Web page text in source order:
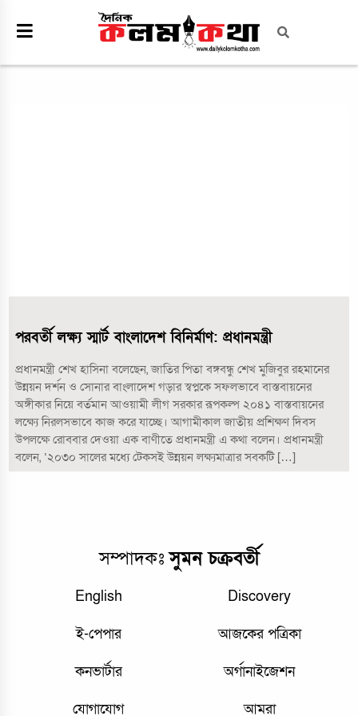
পরবর্তী লক্ষ্য স্মার্ট বাংলাদেশ বিনির্মাণ: প্রধানমন্ত্রী
প্রধানমন্ত্রী শেখ হাসিনা বলেছেন, জাতির পিতা বঙ্গবন্ধু শেখ মুজিবুর রহমানের
উন্নয়ন দর্শন ও সোনার বাংলাদেশ গড়ার স্বপ্নকে সফলভাবে বাস্তবায়নের
অঙ্গীকার নিয়ে বর্তমান আওয়ামী লীগ সরকার রূপকল্প ২০৪১ বাস্তবায়নের
লক্ষ্যে নিরলসভাবে কাজ করে যাচ্ছে। আগামীকাল জাতীয় প্রশিক্ষণ দিবস
উপলক্ষে রোববার দেওয়া এক বাণীতে প্রধানমন্ত্রী এ কথা বলেন। প্রধানমন্ত্রী
বলেন, ‘২০৩০ সালের মধ্যে টেকসই উন্নয়ন লক্ষ্যমাত্রার সবকটি […]
সম্পাদকঃসুমন চক্রবর্তী
English Discovery
ই-পেপার আজকের পত্রিকা
কনভার্টার অর্গানাইজেশন
যোগাযোগ আমরা